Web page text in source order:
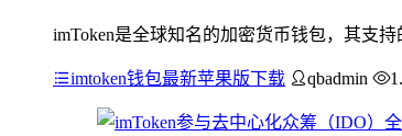
imToken是全球知名的加密货币钱包，其支
imtoken钱包最新苹果版下载 qbadmin